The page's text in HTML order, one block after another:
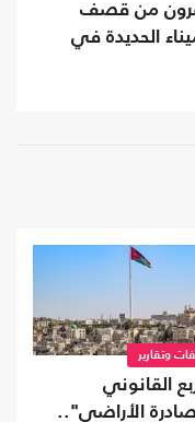
من قصف
الحديدة في
وتقارير
القانوني
الأراضي"..